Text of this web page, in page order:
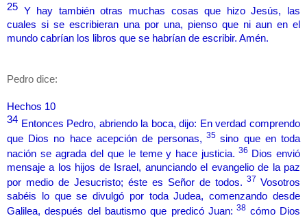
25 Y hay también otras muchas cosas que hizo Jesús, las
cuales si se escribieran una por una, pienso que ni aun en el
mundo cabrían los libros que se habrían de escribir. Amén.
Pedro dice:
Hechos 10
34 Entonces Pedro, abriendo la boca, dijo: En verdad comprendo
que Dios no hace acepción de personas, 35sino que en toda
nación se agrada del que le teme y hace justicia. 36 Dios envió
mensaje a los hijos de Israel, anunciando el evangelio de la paz
por medio de Jesucristo; éste es Señor de todos. 37 Vosotros
sabéis lo que se divulgó por toda Judea, comenzando desde
Galilea, después del bautismo que predicó Juan: 38 cómo Dios